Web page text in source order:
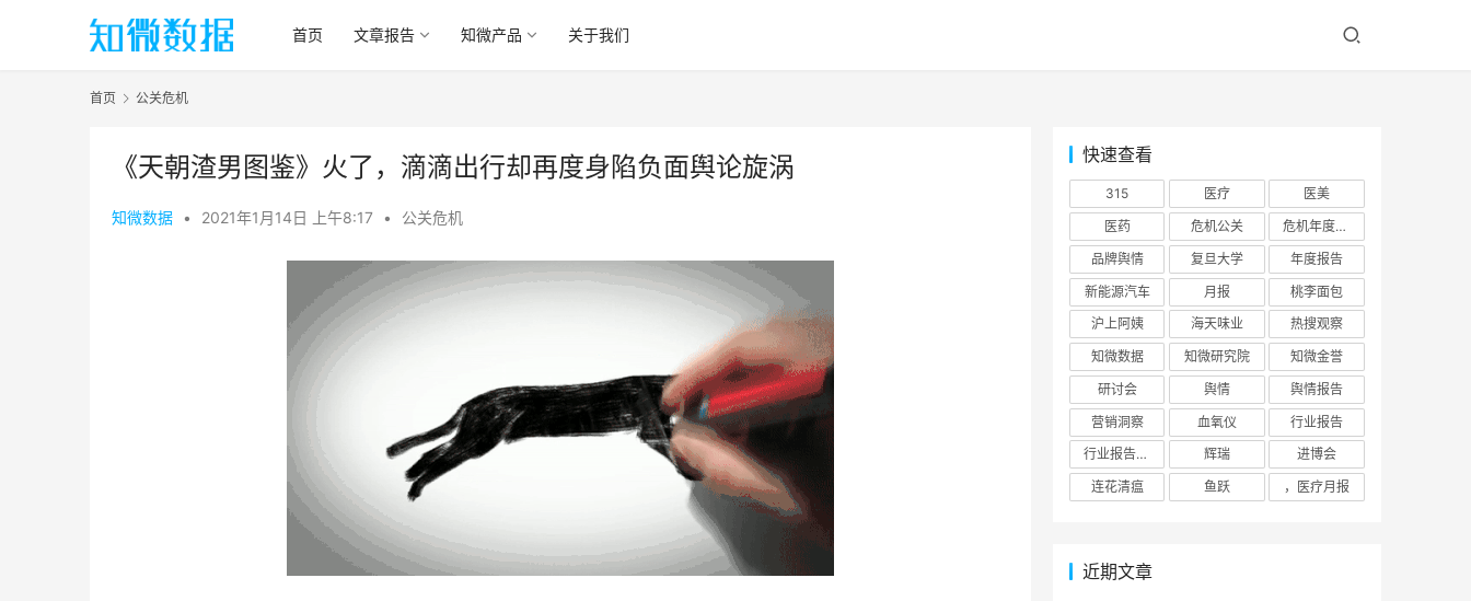
首页 文章报告 知微产品 关于我们
首页 公关危机
《天朝渣男图鉴》火了，滴滴出行却再度身陷负面舆论旋涡
知微数据 • 2021年1月14日 上午8:17 • 公关危机
快速查看
315 医疗
医美
医药
危机公关
危机年度报告
品牌舆情
复旦大学
年度报告
新能源汽车
月报
桃李面包
沪上阿姨
海天味业
热搜观察
知微数据
知微研究院
知微金誉
研讨会
舆情
舆情报告
营销洞察
血氧仪
行业报告
行业报告，年报，证券行业
辉瑞
进博会
连花清瘟
鱼跃 ，医疗月报
近期文章